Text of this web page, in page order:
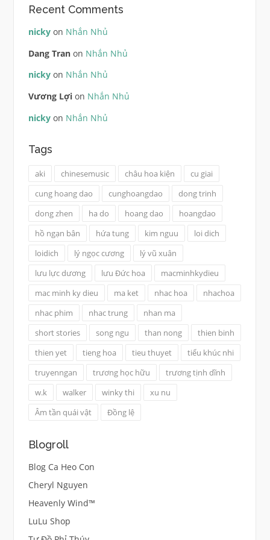
Recent Comments
nickyon Nhắn Nhủ
Dang Tranon Nhắn Nhủ
nickyon Nhắn Nhủ
Vương Lợion Nhắn Nhủ
nickyon Nhắn Nhủ
Tags
aki chinesemusic châu hoa kiện
cu giai
cung hoang dao
cunghoangdao
dong trinh
dong zhen
ha do hoang dao
hoangdao
hồ ngạn bân
hứa tung kim nguu
loi dich
loidich
lý ngọc cương
lý vũ xuân
lưu lực dương
lưu Đức hoa
macminhkydieu
mac minh ky dieu
ma ket nhac hoa
nhachoa
nhac phim
nhac trung
nhan ma
short stories
song ngu than nong
thien binh
thien yet
tieng hoa tieu thuyet
tiểu khúc nhi
truyenngan
trương học hữu
trương tịnh dĩnh
w.k
walker winky thi
xu nu
Âm tần quái vật
Đồng lệ
Blogroll
Blog Ca Heo Con
Cheryl Nguyen
Heavenly Wind™
LuLu Shop